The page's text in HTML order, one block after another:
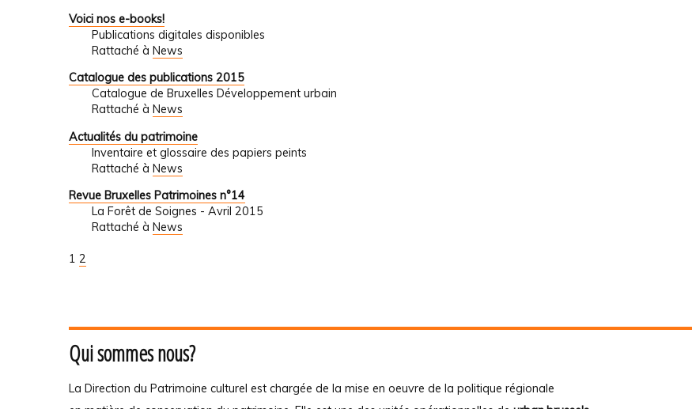
Voici nos e-books!
Publications digitales disponibles
Rattaché à News
Catalogue des publications 2015
Catalogue de Bruxelles Développement urbain
Rattaché à News
Actualités du patrimoine
Inventaire et glossaire des papiers peints
Rattaché à News
Revue Bruxelles Patrimoines n°14
La Forêt de Soignes - Avril 2015
Rattaché à News
1 2
Qui sommes nous?
La Direction du Patrimoine culturel est chargée de la mise en oeuvre de la politique régionale